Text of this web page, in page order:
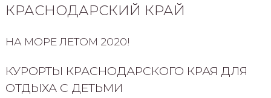
КРАСНОДАРСКИЙ КРАЙ
НА МОРЕ ЛЕТОМ 2020!
КУРОРТЫ КРАСНОДАРСКОГО КРАЯ ДЛЯ
ОТДЫХА С ДЕТЬМИ